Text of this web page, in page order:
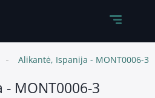
Alikantė, Ispanija - MONT0006-3
MONT0006-3